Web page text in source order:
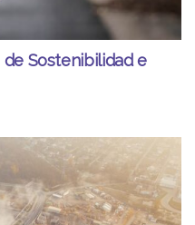
Sostenibilidad e